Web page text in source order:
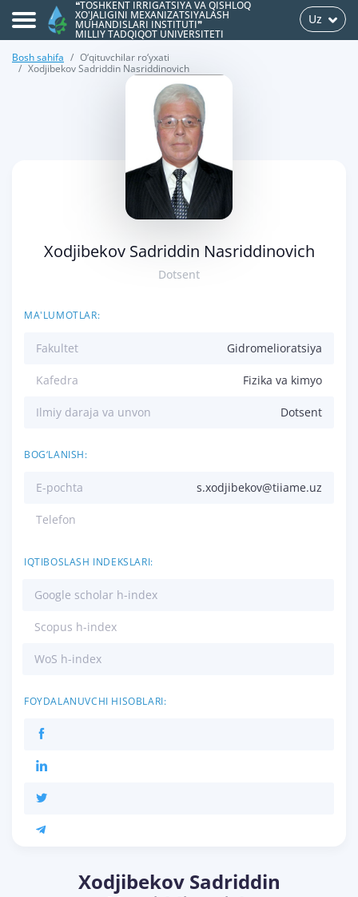
❝TOSHKENT IRRIGATSIYA VA QISHLOQ
XO'JALIGINI MEXANIZATSIYALASH
MUHANDISLARI INSTITUTI❞
MILLIY TADQIQOT UNIVERSITETI
Uz
Bosh sahifa
O‘qituvchilar ro‘yxati
Xodjibekov Sadriddin Nasriddinovich
Xodjibekov Sadriddin Nasriddinovich
Dotsent
MA'LUMOTLAR:
Fakultet Gidromelioratsiya
Kafedra Fizika va kimyo
Ilmiy daraja va unvon Dotsent
BOG‘LANISH:
E-pochta s.xodjibekov@tiiame.uz
Telefon
IQTIBOSLASH INDEKSLARI:
Google scholar h-index
Scopus h-index
WoS h-index
FOYDALANUVCHI HISOBLARI:
Xodjibekov Sadriddin